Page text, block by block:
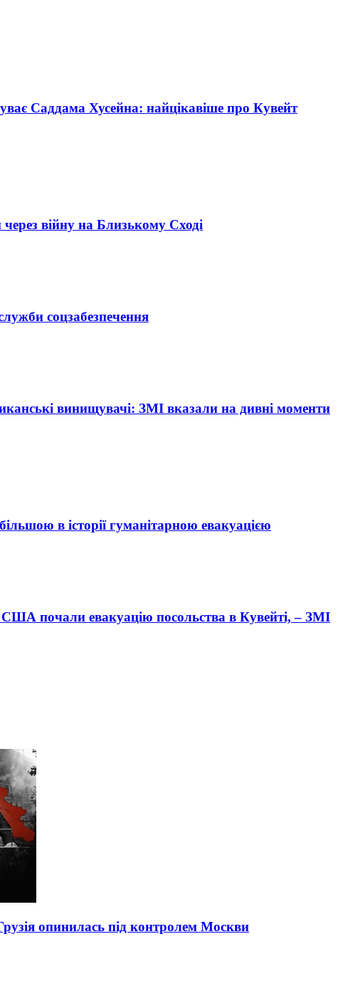
Саддама Хусейна: найцікавіше про Кувейт
війну на Близькому Сході
соцзабезпечення
винищувачі: ЗМІ вказали на дивні моменти
в історії гуманітарною евакуацією
почали евакуацію посольства в Кувейті, – ЗМІ
опинилась під контролем Москви